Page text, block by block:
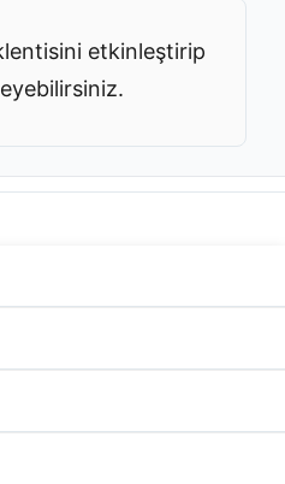
etkinleştirip
1607 Haber